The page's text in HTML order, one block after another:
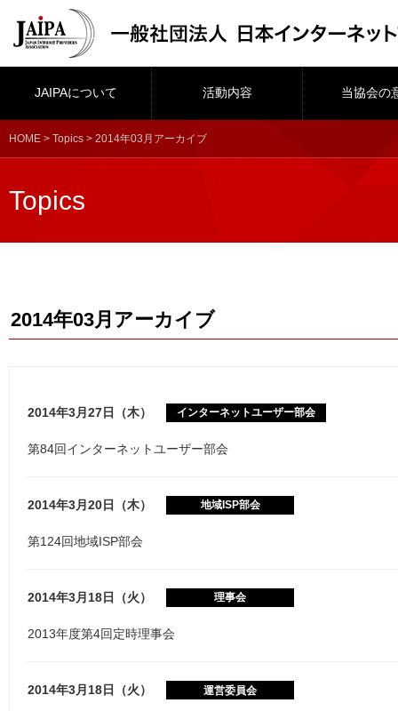
JAIPAについて 活動内容 当協会の
HOME > Topics > 2014年03月アーカイブ
Topics
2014年03月アーカイブ
2014年3月27日（木） インターネットユーザー部会
第84回インターネットユーザー部会
2014年3月20日（木） 地域ISP部会
第124回地域ISP部会
2014年3月18日（火） 理事会
2013年度第4回定時理事会
2014年3月18日（火） 運営委員会